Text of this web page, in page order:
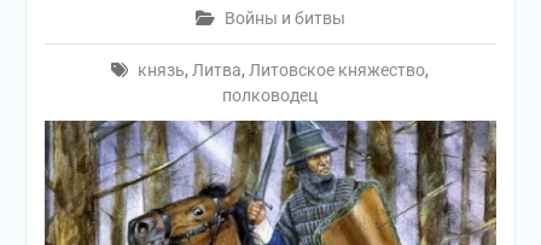
Войны и битвы
князь, Литва, Литовское княжество,
полководец